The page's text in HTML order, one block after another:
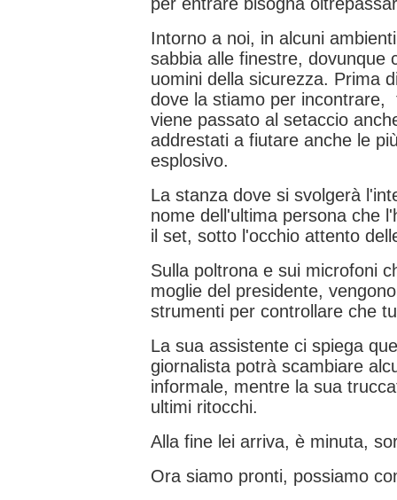
Intorno a noi, in alcuni
sabbia alle finestre, dovunque
uomini della sicurezza. Prima
dove la stiamo per incontrare,
viene passato al setaccio
addrestati a fiutare anche le
esplosivo.
La stanza dove si svolgerà
nome dell'ultima persona che
il set, sotto l'occhio attento
Sulla poltrona e sui microfoni
moglie del presidente,
strumenti per controllare che
La sua assistente ci spiega
giornalista potrà scambiare
informale, mentre la sua
ultimi ritocchi.
Alla fine lei arriva, è minuta,
Ora siamo pronti, possiamo